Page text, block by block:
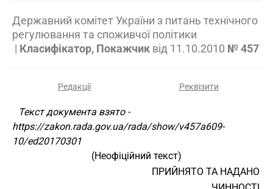
Державний комітет України з питань технічного
регулювання та споживчої політики
| Класифікатор, Покажчик від 11.10.2010 № 457
Редакції Реквізити
Текст документа взято -
https://zakon.rada.gov.ua/rada/show/v457a609-
10/ed20170301
(Неофіційний текст)
ПРИЙНЯТО ТА НАДАНО